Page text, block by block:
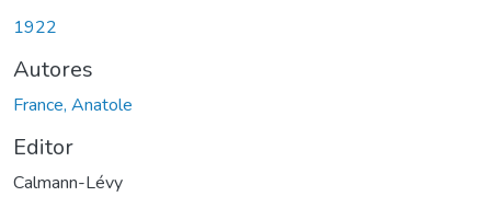
1922
Autores
France, Anatole
Editor
Calmann-Lévy